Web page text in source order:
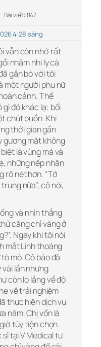
Bài viết: 1147
4:28 sáng
vẫn còn nhớ rất
nhâm nhi ly cà
gắn bó với tôi
một người phụ nữ
cảnh. Thế
đó khác lạ: bối
chút buồn. Khi
thời gian gần
gương mặt không
là vùng má và
những nếp nhăn
rõ nét hơn. “Tớ
nữa”, cô nói,
và nhìn thẳng
căng chỉ vàng ở
Ngay khi tôi nói
mắt Linh thoáng
mò. Cô bảo đã
lần nhưng
còn lo lắng về độ
về trải nghiệm
thực hiện dịch vụ
năm. Chị vốn là
tùy tiện chọn
sĩ tại V Medical tư